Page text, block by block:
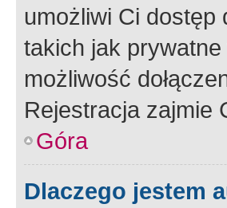
umożliwi Ci
takich jak
możliwość
Rejestracja zajmie
Góra
Dlaczego jestem